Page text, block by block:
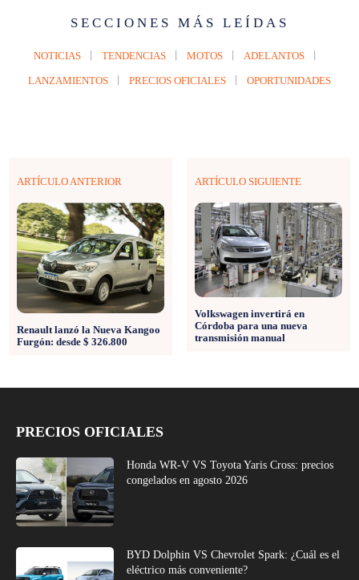
SECCIONES MÁS LEÍDAS
NOTICIAS TENDENCIAS MOTOS ADELANTOS
LANZAMIENTOS PRECIOS OFICIALES OPORTUNIDADES
ARTÍCULO ANTERIOR
Renault lanzó la Nueva Kangoo
Furgón: desde $ 326.800
ARTÍCULO SIGUIENTE
Volkswagen invertirá en
Córdoba para una nueva
transmisión manual
PRECIOS OFICIALES
Honda WR-V VS Toyota Yaris Cross: precios
congelados en agosto 2026
BYD Dolphin VS Chevrolet Spark: ¿Cuál es el
eléctrico más conveniente?